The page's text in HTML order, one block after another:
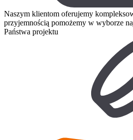
Naszym klientom oferujemy
przyjemnością pomożemy w wyborze
Państwa projektu